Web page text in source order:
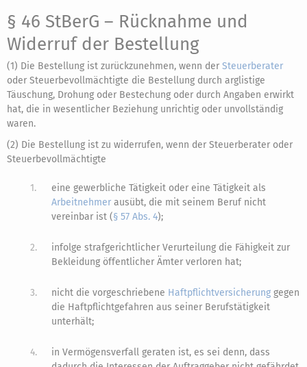
§ 46 StBerG – Rücknahme und
Widerruf der Bestellung
(1) Die Bestellung ist zurückzunehmen, wenn der Steuerberater
oder Steuerbevollmächtigte die Bestellung durch arglistige
Täuschung, Drohung oder Bestechung oder durch Angaben erwirkt
hat, die in wesentlicher Beziehung unrichtig oder unvollständig
waren.
(2) Die Bestellung ist zu widerrufen, wenn der Steuerberater oder
Steuerbevollmächtigte
1.
eine gewerbliche Tätigkeit oder eine Tätigkeit als
Arbeitnehmer ausübt, die mit seinem Beruf nicht
vereinbar ist (§ 57 Abs. 4);
2.
infolge strafgerichtlicher Verurteilung die Fähigkeit zur
Bekleidung öffentlicher Ämter verloren hat;
3. nicht die vorgeschriebene Haftpflichtversicherung gegen
die Haftpflichtgefahren aus seiner Berufstätigkeit
unterhält;
4.
in Vermögensverfall geraten ist, es sei denn, dass